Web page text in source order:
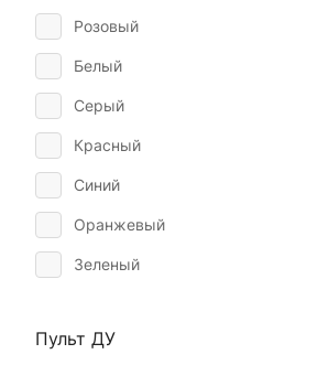
80
5
160
150
100
110
8
65
Розовый
Белый
Серый
Красный
Синий
Оранжевый
Зеленый
Желтый
Пульт ДУ